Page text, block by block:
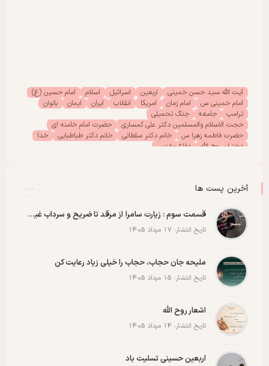
آیت الله سید حسن خمینی اربعین اسرائیل اسلام
امام حسین (ع)
امام خمینی س
امام زمان امریکا انقلاب ایران ایمان
بانوان
ترامپ
جامعه
جنگ تحمیلی
حجت الاسلام والمسلمین دکتر علی کمساری
حضرت امام خامنه ای
حضرت فاطمه زهرا س
خانم دکتر سلطانی خانم دکتر طباطبایی
خدا
دختران روح الله
دفاع مقدس
مادران شهدا
مجمع دختران روح اللهآخرین پست ها
قسمت سوم : زیارت سامرا از مرقد تا ضریح و سرداب غیبت امام زمان عجل الله رو با عشق ببینید
تاریخ انتشار: 17 مرداد 1405
ملیحه جان حجاب، حجاب را خیلی زیاد رعایت کن
تاریخ انتشار: 15 مرداد 1405
اشعار روح الله
تاریخ انتشار: 14 مرداد 1405
اربعین حسینی تسلیت باد